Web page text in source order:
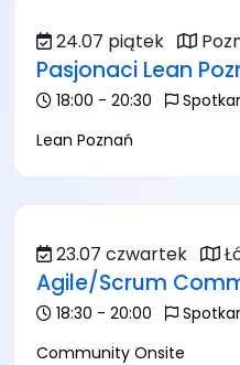
24.07 piątek
Pasjonaci Lean
18:00 - 20:30
Lean Poznań
23.07 czwartek
Agile/Scrum
18:30 - 20:00
Community Onsite